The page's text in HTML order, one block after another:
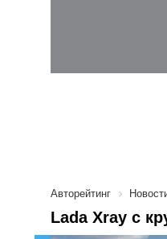
Авторейтинг
Lada Xray с